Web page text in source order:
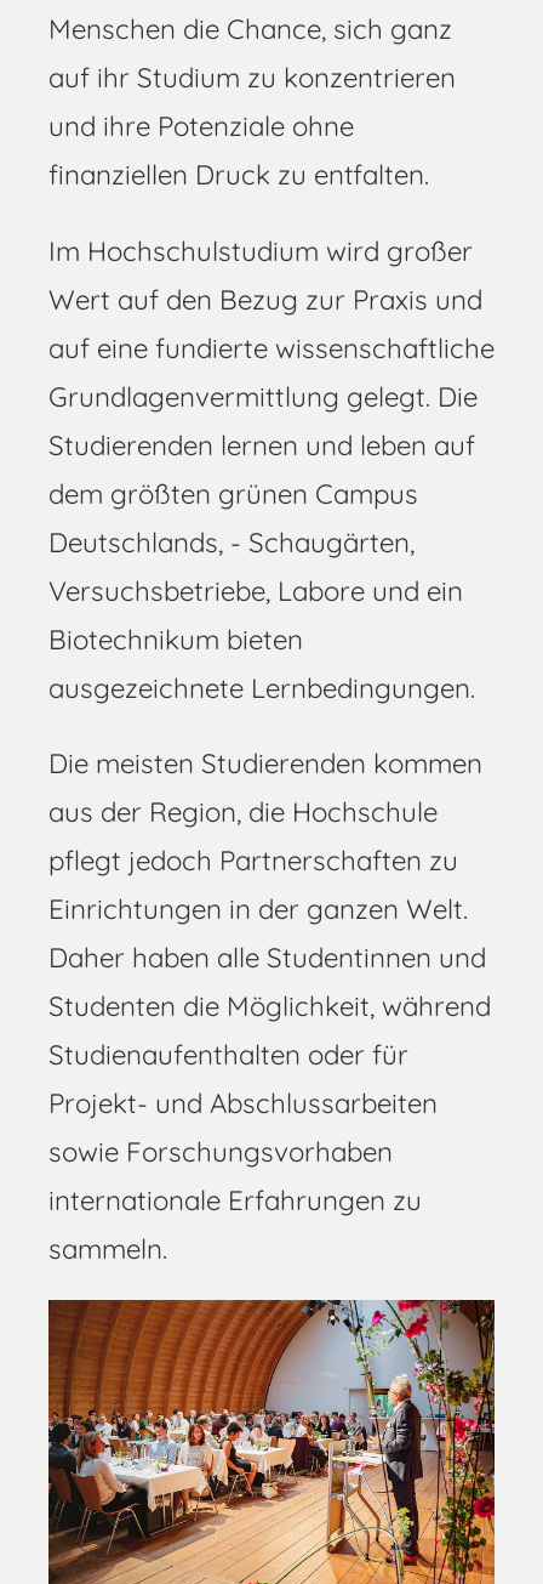
Menschen die Chance, sich ganz
auf ihr Studium zu konzentrieren
und ihre Potenziale ohne
finanziellen Druck zu entfalten.
Im Hochschulstudium wird großer
Wert auf den Bezug zur Praxis und
auf eine fundierte wissenschaftliche
Grundlagenvermittlung gelegt. Die
Studierenden lernen und leben auf
dem größten grünen Campus
Deutschlands, - Schaugärten,
Versuchsbetriebe, Labore und ein
Biotechnikum bieten
ausgezeichnete Lernbedingungen.
Die meisten Studierenden kommen
aus der Region, die Hochschule
pflegt jedoch Partnerschaften zu
Einrichtungen in der ganzen Welt.
Daher haben alle Studentinnen und
Studenten die Möglichkeit, während
Studienaufenthalten oder für
Projekt- und Abschlussarbeiten
sowie Forschungsvorhaben
internationale Erfahrungen zu
sammeln.